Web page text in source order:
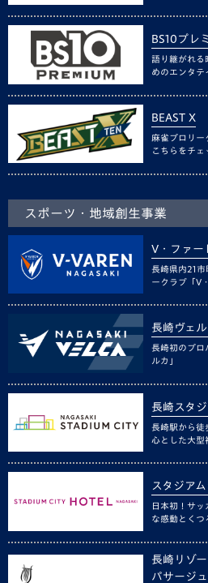
BS10プレ
語り継がれる
めのエンタテ
BEAST X
麻雀プロリー
こちらをチェ
スポーツ・地域創生事業
V・ファー
長崎県内21市
ークラブ「V
長崎ヴェル
長崎初のプロ
ルカ」
長崎スタ
長崎駅から徒
心とした大型
スタジア
日本初！サッ
な感動とくつ
長崎リゾ
パサージ